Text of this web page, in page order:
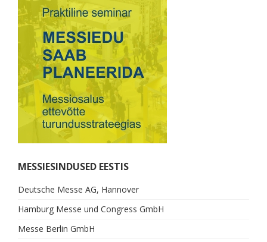
MESSIESINDUSED EESTIS
Deutsche Messe AG, Hannover
Hamburg Messe und Congress GmbH
Messe Berlin GmbH